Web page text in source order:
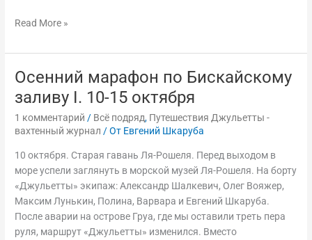
Read More »
Осенний марафон по Бискайскому
заливу I. 10-15 октября
1 комментарий / Всё подряд, Путешествия Джульетты -
вахтенный журнал / От Евгений Шкаруба
10 октября. Старая гавань Ля-Рошеля. Перед выходом в
море успели заглянуть в морской музей Ля-Рошеля. На борту
«Джульетты» экипаж: Александр Шалкевич, Олег Вояжер,
Максим Лунькин, Полина, Варвара и Евгений Шкаруба.
После аварии на острове Груа, где мы оставили треть пера
руля, маршрут «Джульетты» изменился. Вместо
Осенний
по
Бискайскому
заливу
I.
10-
15
октября